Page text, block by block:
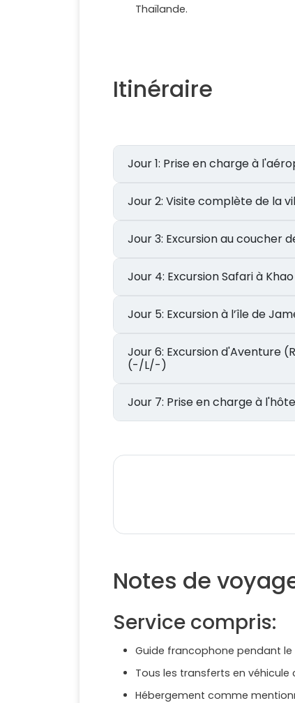
Thaïlande.
Itinéraire
Jour 1: Prise en charge
Jour 2: Visite complète
Jour 3: Excursion au
Jour 4: Excursion Safari à
Jour 5: Excursion à l’île
Jour 6: Excursion d'Aventure (Rafting en Eaux Vives, Cascade, Balade en ATV, Trekking à Dos d'Éléphant et Flying Fox)
(-/L/-)
Jour 7: Prise en charge
Notes de
Service compris:
Guide francophone pendant
Tous les transferts en
Hébergement comme